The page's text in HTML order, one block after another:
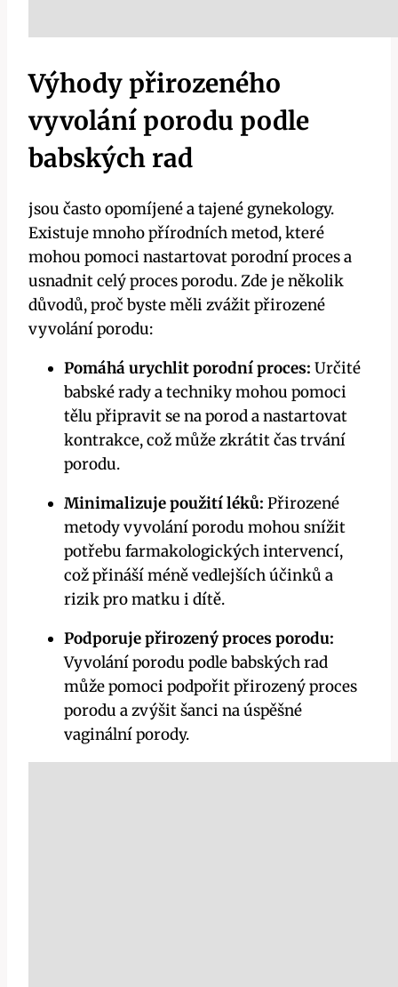
Výhody přirozeného
vyvolání porodu podle
babských rad
jsou často opomíjené a tajené gynekology.
Existuje mnoho přírodních metod, které
mohou pomoci nastartovat porodní proces a
usnadnit celý proces porodu. Zde je několik
důvodů, proč byste měli zvážit přirozené
vyvolání porodu:
Pomáhá urychlit porodní proces: Určité
babské rady a techniky mohou pomoci
tělu připravit se na porod a nastartovat
kontrakce, což může zkrátit čas trvání
porodu.
Minimalizuje použití léků: Přirozené
metody vyvolání porodu mohou snížit
potřebu farmakologických intervencí,
což přináší méně vedlejších účinků a
rizik pro matku i dítě.
Podporuje přirozený proces porodu:
Vyvolání porodu podle babských rad
může pomoci podpořit přirozený proces
porodu a zvýšit šanci na úspěšné
vaginální porody.